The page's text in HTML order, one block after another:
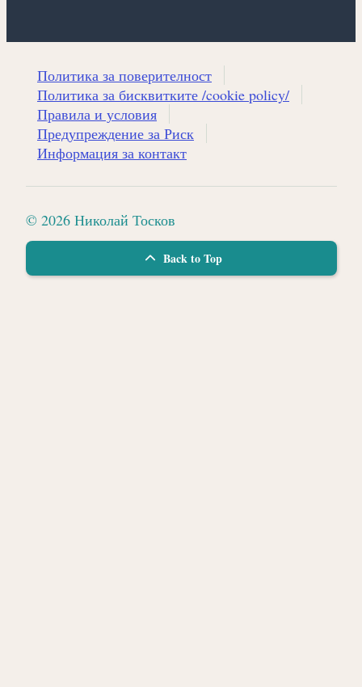
Политика за поверителност
Политика за бисквитките /cookie policy/
Правила и условия
Предупреждение за Риск
Информация за контакт
© 2026 Николай Тосков
Back to Top